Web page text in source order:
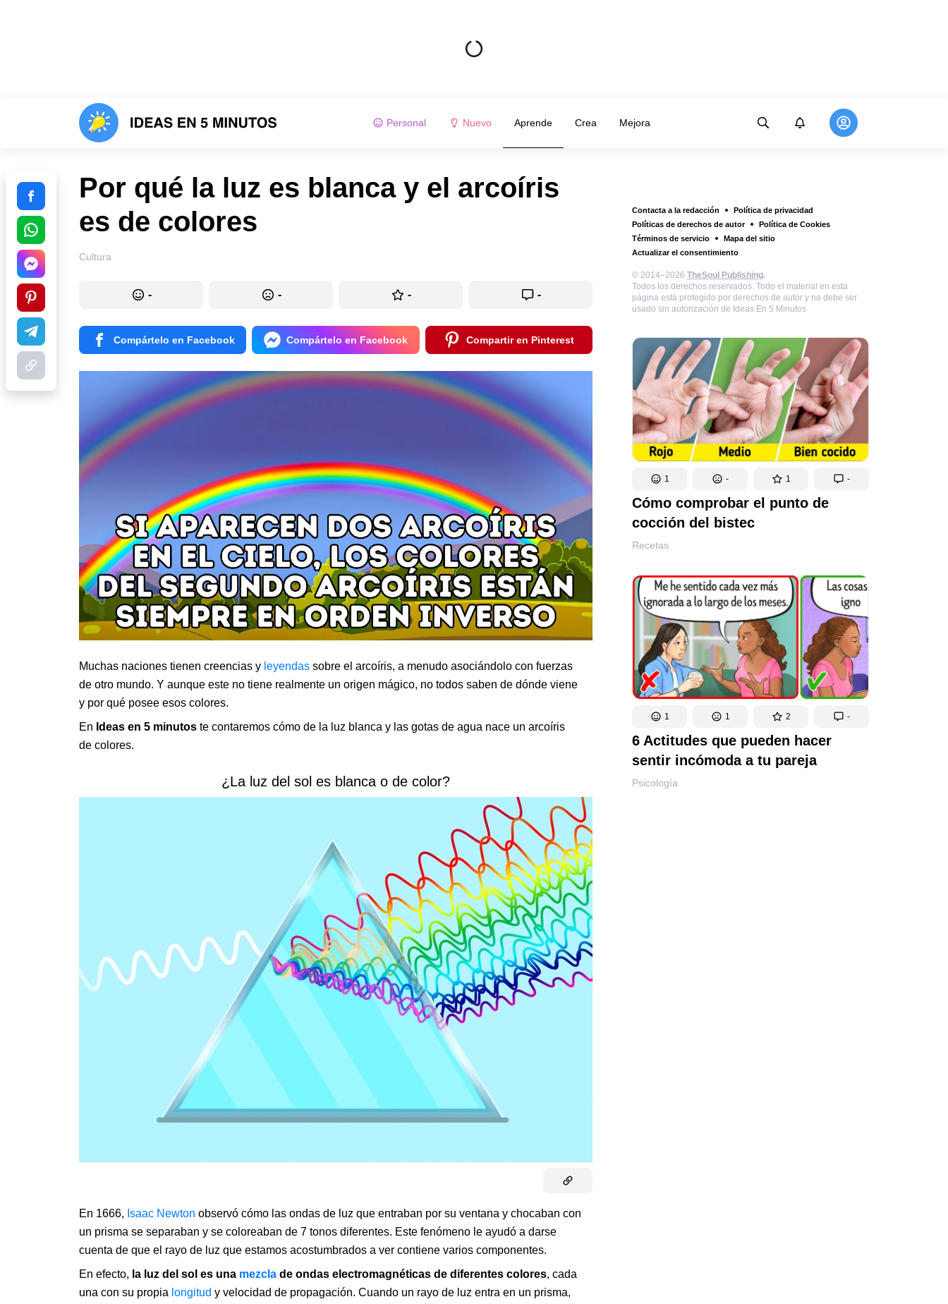
Personal Nuevo Aprende Crea Mejora
Contacta a la redacción
Política de privacidad
Políticas de derechos de autor
Política de Cookies
Términos de servicio
Mapa del sitio
Actualizar el consentimiento
© 2014–2026 TheSoul Publishing.
Todos los derechos reservados. Todo el material en esta
página está protegido por derechos de autor y no debe ser
usado sin autorización de Ideas En 5 Minutos
1 - 1 -
Cómo comprobar el punto de
cocción del bistec
Recetas
1 1 2 -
6 Actitudes que pueden hacer
sentir incómoda a tu pareja
Psicología
Por qué la luz es blanca y el arcoíris
es de colores
Cultura
- - - -
Compártelo en Facebook Compártelo en Facebook Compartir en Pinterest
Muchas naciones tienen creencias y leyendas sobre el arcoíris, a menudo asociándolo con fuerzas
de otro mundo. Y aunque este no tiene realmente un origen mágico, no todos saben de dónde viene
y por qué posee esos colores.
En Ideas en 5 minutos te contaremos cómo de la luz blanca y las gotas de agua nace un arcoíris
de colores.
¿La luz del sol es blanca o de color?
En 1666, Isaac Newton observó cómo las ondas de luz que entraban por su ventana y chocaban con
un prisma se separaban y se coloreaban de 7 tonos diferentes. Este fenómeno le ayudó a darse
cuenta de que el rayo de luz que estamos acostumbrados a ver contiene varios componentes.
En efecto, la luz del sol es una mezcla de ondas electromagnéticas de diferentes colores, cada
una con su propia longitud y velocidad de propagación. Cuando un rayo de luz entra en un prisma,